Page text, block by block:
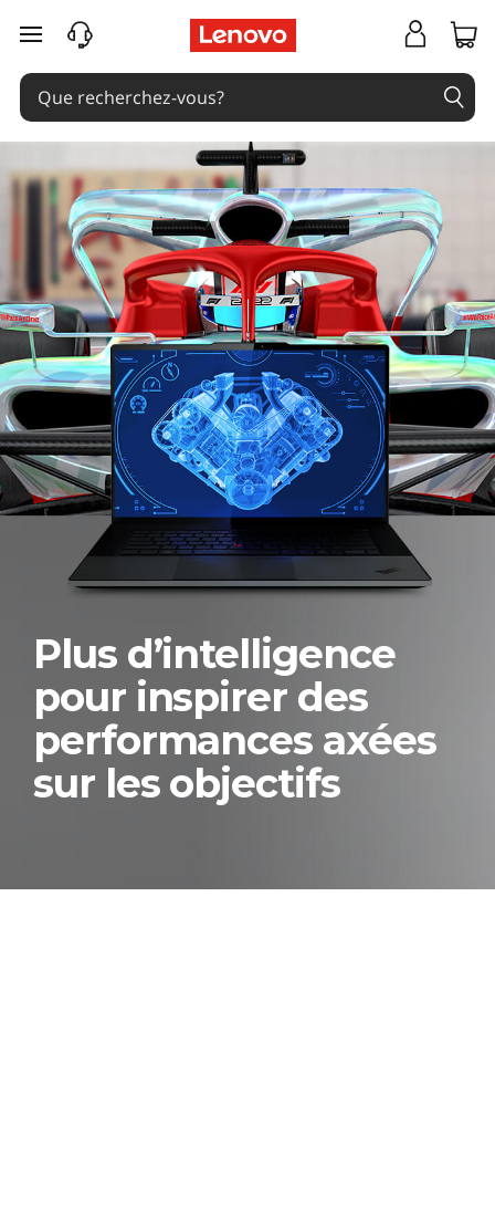
passer au contenu principal
Plus d’intelligence
pour inspirer des
performances axées
sur les objectifs